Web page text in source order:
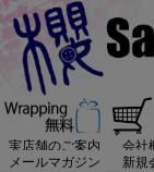
実店舗のご案内 会社
メールマガジン
新規